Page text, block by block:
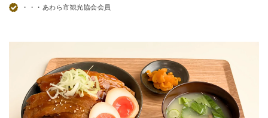
・・・あわら市観光協会会員